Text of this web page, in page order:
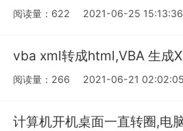
阅读量：622 2021-06-25 15:13:36
vba xml转成html,VBA 生成
阅读量：266 2021-06-21 02:02:05
计算机开机桌面一直转圈,电